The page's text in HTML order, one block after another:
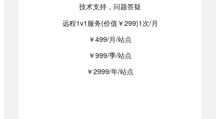
技术支持，问题答疑
远程1v1服务(价值￥299)1次/月
￥499/月/站点
￥999/季/站点
￥2999/年/站点